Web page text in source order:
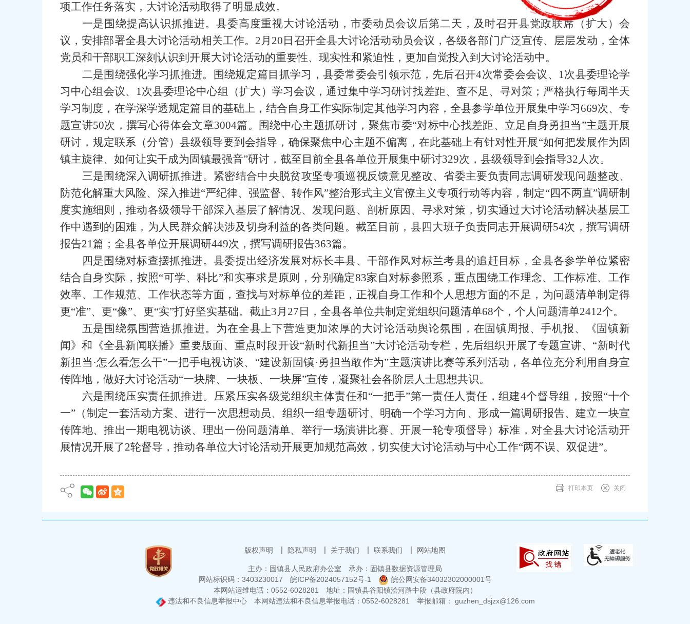
项工作任务落实，大讨论活动取得了明显成效。
一是围绕提高认识抓推进。县委高度重视大讨论活动，市委动员会议后第二天，及时召开县党政联席（扩大）会
议，安排部署全县大讨论活动相关工作。2月20日召开全县大讨论活动动员会议，各级各部门广泛宣传、层层发动，全体
党员和干部职工深刻认识到开展大讨论活动的重要性、现实性和紧迫性，更加自觉投入到大讨论活动中。
二是围绕强化学习抓推进。围绕规定篇目抓学习，县委常委会引领示范，先后召开4次常委会会议、1次县委理论学
习中心组会议、1次县委理论中心组（扩大）学习会议，通过集中学习研讨找差距、查不足、寻对策；严格执行每周半天
学习制度，在学深学透规定篇目的基础上，结合自身工作实际制定其他学习内容，全县参学单位开展集中学习669次、专
题宣讲50次，撰写心得体会文章3004篇。围绕中心主题抓研讨，聚焦市委“对标中心找差距、立足自身勇担当”主题开展
研讨，规定联系（分管）县级领导要到会指导，确保聚焦中心主题不偏离，在此基础上有针对性开展“如何把发展作为固
镇主旋律、如何让实干成为固镇最强音”研讨，截至目前全县各单位开展集中研讨329次，县级领导到会指导32人次。
三是围绕深入调研抓推进。紧密结合中央脱贫攻坚专项巡视反馈意见整改、省委主要负责同志调研发现问题整改、
防范化解重大风险、深入推进“严纪律、强监督、转作风”整治形式主义官僚主义专项行动等内容，制定“四不两直”调研制
度实施细则，推动各级领导干部深入基层了解情况、发现问题、剖析原因、寻求对策，切实通过大讨论活动解决基层工
作中遇到的困难，为人民群众解决涉及切身利益的各类问题。截至目前，县四大班子负责同志开展调研54次，撰写调研
报告21篇；全县各单位开展调研449次，撰写调研报告363篇。
四是围绕对标查摆抓推进。县委提出经济发展对标长丰县、干部作风对标兰考县的追赶目标，全县各参学单位紧密
结合自身实际，按照“可学、科比”和实事求是原则，分别确定83家自对标参照系，重点围绕工作理念、工作标准、工作
效率、工作规范、工作状态等方面，查找与对标单位的差距，正视自身工作和个人思想方面的不足，为问题清单制定得
更“准”、更“像”、更“实”打好坚实基础。截止3月27日，全县各单位共制定党组织问题清单68个，个人问题清单2412个。
五是围绕氛围营造抓推进。为在全县上下营造更加浓厚的大讨论活动舆论氛围，在固镇周报、手机报、《固镇新
闻》和《全县新闻联播》重要版面、重点时段开设“新时代新担当”大讨论活动专栏，先后组织开展了专题宣讲、“新时代
新担当·怎么看怎么干”一把手电视访谈、“建设新固镇·勇担当敢作为”主题演讲比赛等系列活动，各单位充分利用自身宣
传阵地，做好大讨论活动“一块牌、一块板、一块屏”宣传，凝聚社会各阶层人士思想共识。
六是围绕压实责任抓推进。压紧压实各级党组织主体责任和“一把手”第一责任人责任，组建4个督导组，按照“十个
一”（制定一套活动方案、进行一次思想动员、组织一组专题研讨、明确一个学习方向、形成一篇调研报告、建立一块宣
传阵地、推出一期电视访谈、理出一份问题清单、举行一场演讲比赛、开展一轮专项督导）标准，对全县大讨论活动开
展情况开展了2轮督导，推动各单位大讨论活动开展更加规范高效，切实使大讨论活动与中心工作“两不误、双促进”。
打印本页 关闭
版权声明 隐私声明 关于我们 联系我们 网站地图
主办：固镇县人民政府办公室
承办：固镇县数据资源管理局
网站标识码：3403230017
皖ICP备2024057152号-1
皖公网安备34032302000001号
本网站运维电话：0552-6028281
地址：固镇县谷阳镇浍河路中段（县政府院内）
违法和不良信息举报中心
本网站违法和不良信息举报电话：0552-6028281 举报邮箱： guzhen_dsjzx@126.com